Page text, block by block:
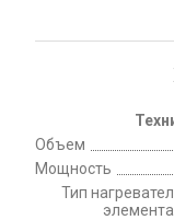
Объем
Мощность
Тип
элемента